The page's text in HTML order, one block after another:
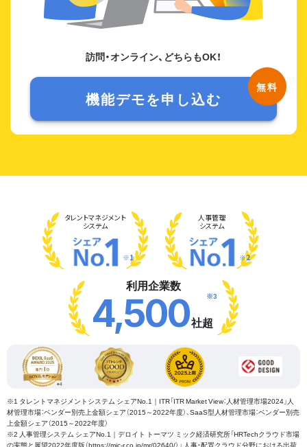
訪問・オンライン、どちらもOK！
機能デモを申し込む
タレントマネジメント
システム
※1
人事管理
システム
※2
利用企業数
4,500社超
※3
※1 タレントマネジメントシステム シェアNo.1｜ITR「ITR Market View：人材管理市場2024」人
材管理市場：ベンダー別売上金額シェア（2015～2022年度）、SaaS型人材管理市場：ベンダー別売
上金額シェア（2015～2022年度）
※2 人事管理システム シェアNo.1｜デロイト トーマツ ミック経済研究所「HRTechクラウド市場
の実態と展望2022年度版（https://mic-r.co.jp/mr/02640/）」 人事・配置クラウド分野における出荷